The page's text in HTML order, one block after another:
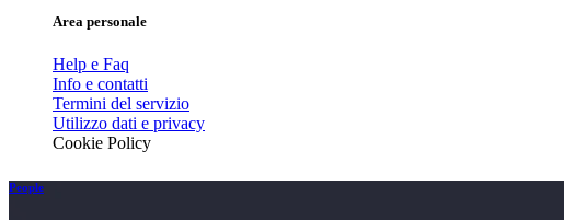
Area personale
Help e Faq
Info e contatti
Termini del servizio
Utilizzo dati e privacy
Cookie Policy
People